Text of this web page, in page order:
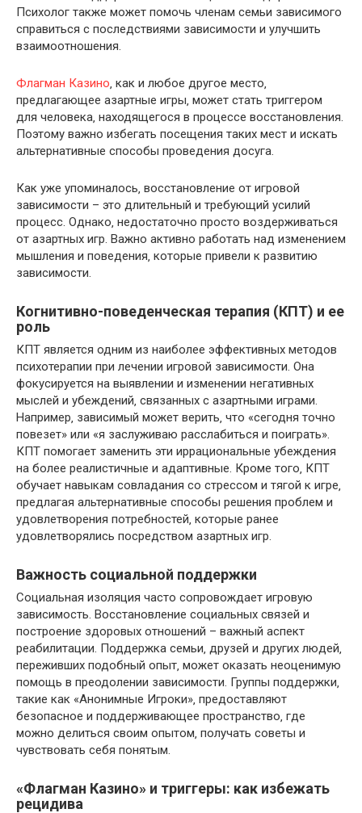
Психолог также может помочь членам семьи зависимого
справиться с последствиями зависимости и улучшить
взаимоотношения.
Флагман Казино‚ как и любое другое место‚
предлагающее азартные игры‚ может стать триггером
для человека‚ находящегося в процессе восстановления.
Поэтому важно избегать посещения таких мест и искать
альтернативные способы проведения досуга.
Как уже упоминалось‚ восстановление от игровой
зависимости – это длительный и требующий усилий
процесс. Однако‚ недостаточно просто воздерживаться
от азартных игр. Важно активно работать над изменением
мышления и поведения‚ которые привели к развитию
зависимости.
Когнитивно-поведенческая терапия (КПТ) и ее
роль
КПТ является одним из наиболее эффективных методов
психотерапии при лечении игровой зависимости. Она
фокусируется на выявлении и изменении негативных
мыслей и убеждений‚ связанных с азартными играми.
Например‚ зависимый может верить‚ что «сегодня точно
повезет» или «я заслуживаю расслабиться и поиграть».
КПТ помогает заменить эти иррациональные убеждения
на более реалистичные и адаптивные. Кроме того‚ КПТ
обучает навыкам совладания со стрессом и тягой к игре‚
предлагая альтернативные способы решения проблем и
удовлетворения потребностей‚ которые ранее
удовлетворялись посредством азартных игр.
Важность социальной поддержки
Социальная изоляция часто сопровождает игровую
зависимость. Восстановление социальных связей и
построение здоровых отношений – важный аспект
реабилитации. Поддержка семьи‚ друзей и других людей‚
переживших подобный опыт‚ может оказать неоценимую
помощь в преодолении зависимости. Группы поддержки‚
такие как «Анонимные Игроки»‚ предоставляют
безопасное и поддерживающее пространство‚ где
можно делиться своим опытом‚ получать советы и
чувствовать себя понятым.
«Флагман Казино» и триггеры: как избежать
рецидива